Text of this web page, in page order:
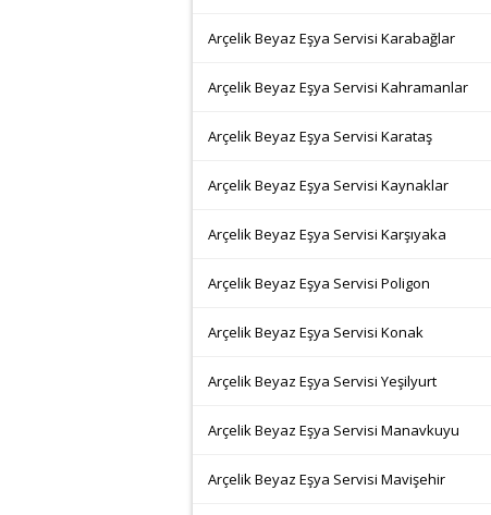
Arçelik Beyaz Eşya Servisi Karabağlar
Arçelik Beyaz Eşya Servisi Kahramanlar
Arçelik Beyaz Eşya Servisi Karataş
Arçelik Beyaz Eşya Servisi Kaynaklar
Arçelik Beyaz Eşya Servisi Karşıyaka
Arçelik Beyaz Eşya Servisi Poligon
Arçelik Beyaz Eşya Servisi Konak
Arçelik Beyaz Eşya Servisi Yeşilyurt
Arçelik Beyaz Eşya Servisi Manavkuyu
Arçelik Beyaz Eşya Servisi Mavişehir